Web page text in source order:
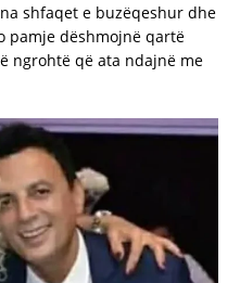
shfaqet e buzëqeshur dhe
pamje dëshmojnë qartë
ngrohtë që ata ndajnë me